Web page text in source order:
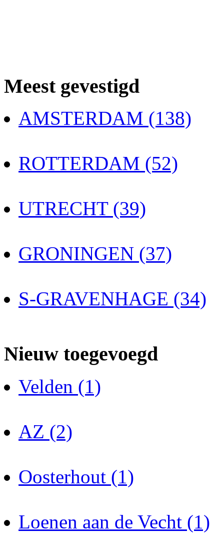
Meest gevestigd
AMSTERDAM (138)
ROTTERDAM (52)
UTRECHT (39)
GRONINGEN (37)
S-GRAVENHAGE (34)
Nieuw toegevoegd
Velden (1)
AZ (2)
Oosterhout (1)
Loenen aan de Vecht (1)